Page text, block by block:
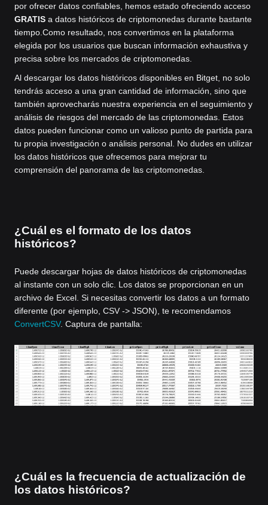
por ofrecer datos confiables, hemos estado ofreciendo acceso
GRATIS a datos históricos de criptomonedas durante bastante
tiempo. Como resultado, nos convertimos en la plataforma
elegida por los usuarios que buscan información exhaustiva y
precisa sobre los mercados de criptomonedas.
Al descargar los datos históricos disponibles en Bitget, no solo
tendrás acceso a una gran cantidad de información, sino que
también aprovecharás nuestra experiencia en el seguimiento y
análisis de riesgos del mercado de las criptomonedas. Estos
datos pueden funcionar como un valioso punto de partida para
tu propia investigación o análisis personal. No dudes en utilizar
los datos históricos que ofrecemos para mejorar tu
comprensión del panorama de las criptomonedas.
¿Cuál es el formato de los datos
históricos?
Puede descargar hojas de datos históricos de criptomonedas
al instante con un solo clic. Los datos se proporcionan en un
archivo de Excel. Si necesitas convertir los datos a un formato
diferente (por ejemplo, CSV -> JSON), te recomendamos
ConvertCSV. Captura de pantalla:
¿Cuál es la frecuencia de actualización de
los datos históricos?